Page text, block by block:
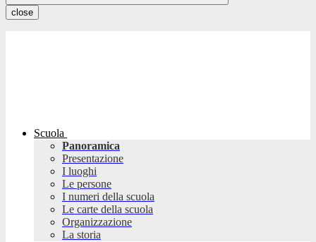
close
Scuola
Panoramica
Presentazione
I luoghi
Le persone
I numeri della scuola
Le carte della scuola
Organizzazione
La storia